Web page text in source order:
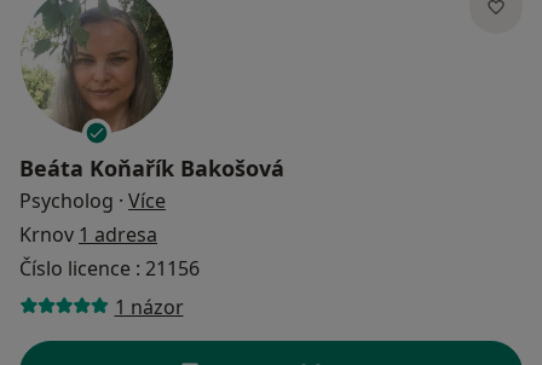
Beáta Koňařík Bakošová
Psycholog · Více
Krnov 1 adresa
Číslo licence : 21156
1 názor